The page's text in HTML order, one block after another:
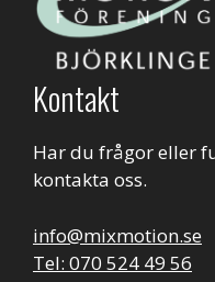
Kontakt
Har du frågor eller
kontakta oss.
info@mixmotion.se
Tel: 070 524 49 56